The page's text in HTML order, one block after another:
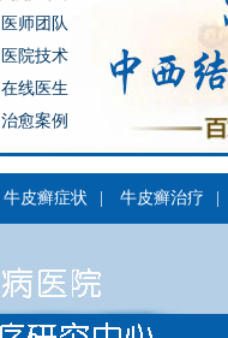
医师团队
医院技术
在线医生
治愈案例
牛皮癣症状 牛皮癣治疗